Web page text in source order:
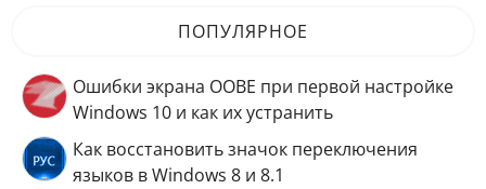
ПОПУЛЯРНОЕ
Ошибки экрана OOBE при первой настройке
Windows 10 и как их устранить
Как восстановить значок переключения
языков в Windows 8 и 8.1